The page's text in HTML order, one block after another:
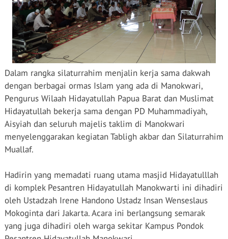
Dalam rangka silaturrahim menjalin kerja sama dakwah
dengan berbagai ormas Islam yang ada di Manokwari,
Pengurus Wilaah Hidayatullah Papua Barat dan Muslimat
Hidayatullah bekerja sama dengan PD Muhammadiyah,
Aisyiah dan seluruh majelis taklim di Manokwari
menyelenggarakan kegiatan Tabligh akbar dan Silaturrahim
Muallaf.
Hadirin yang memadati ruang utama masjid Hidayatulllah
di komplek Pesantren Hidayatullah Manokwarti ini dihadiri
oleh Ustadzah Irene Handono Ustadz Insan Wenseslaus
Mokoginta dari Jakarta. Acara ini berlangsung semarak
yang juga dihadiri oleh warga sekitar Kampus Pondok